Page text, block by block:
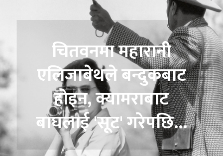
चितवनमा महारानी
एलिजाबेथले बन्दुकबाट
होइन, क्यामराबाट
बाघलाई 'सूट' गरेपछि...